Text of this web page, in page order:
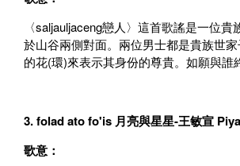
〈saljauljaceng戀人〉這首歌謠是一位
於山谷兩側對面。兩位男士都是貴族世
的花(環)來表示其身份的尊貴。如願與
3. folad ato fo'is 月亮與星星-王敏宣
歌意：